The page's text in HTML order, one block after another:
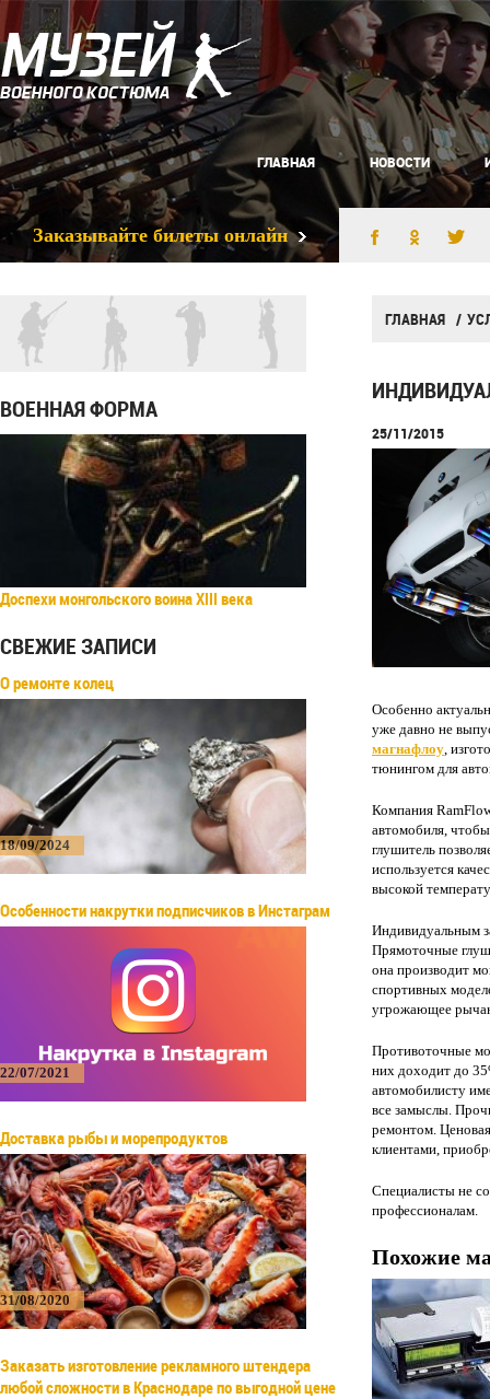
ГЛАВНАЯ НОВОСТИ
Заказывайте билеты онлайн
ВОЕННАЯ ФОРМА
Доспехи монгольского воина XIII века
СВЕЖИЕ ЗАПИСИ
О ремонте колец
18/09/2024
Особенности накрутки подписчиков в Инстаграм
22/07/2021
Доставка рыбы и морепродуктов
31/08/2020
Заказать изготовление рекламного штендера
любой сложности в Краснодаре по выгодной цене
ГЛАВНАЯ
25/11/2015
Особенно
уже давно не
магнафлоу,
тюнингом для
Компания
автомобиля,
глушитель
используется
высокой
Индивидуальным
Прямоточные
она производит
спортивных
угрожающее
Противоточные
них доходит до
автомобилисту
все замыслы.
ремонтом.
клиентами,
Специалисты не
профессионалам.
Похожие